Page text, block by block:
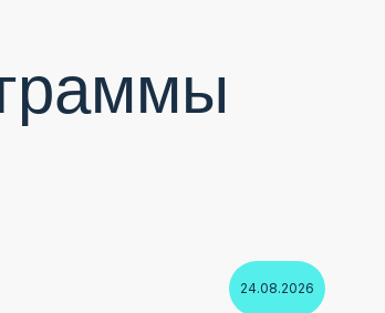
24.08.2026